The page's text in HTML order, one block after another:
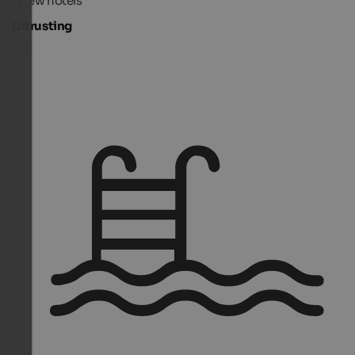
Uitrusting